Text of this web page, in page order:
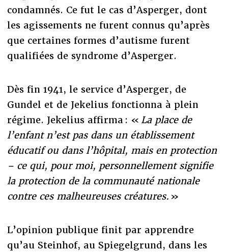
condamnés. Ce fut le cas d’Asperger, dont
les agissements ne furent connus qu’après
que certaines formes d’autisme furent
qualifiées de syndrome d’Asperger.
Dès fin 1941, le service d’Asperger, de
Gundel et de Jekelius fonctionna à plein
régime. Jekelius affirma : « La place de
l’enfant n’est pas dans un établissement
éducatif ou dans l’hôpital, mais en protection
– ce qui, pour moi, personnellement signifie
la protection de la communauté nationale
contre ces malheureuses créatures. »
L’opinion publique finit par apprendre
qu’au Steinhof, au Spiegelgrund, dans les